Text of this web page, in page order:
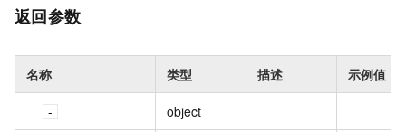
返回参数
名称 类型 描述 示例值
object